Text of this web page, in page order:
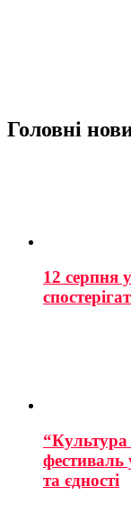
Головні
12 серпня
“Культура
фестиваль
та єдності